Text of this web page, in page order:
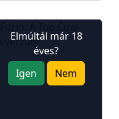
Elmúltál már 18
éves?
Igen
Nem